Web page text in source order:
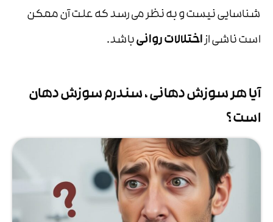
شناسایی نیست و به نظر می رسد که علت آن ممکن
است ناشی ازاختلالات روانیباشد.
آیا هر سوزش دهانی ، سندرم سوزش دهان
است ؟